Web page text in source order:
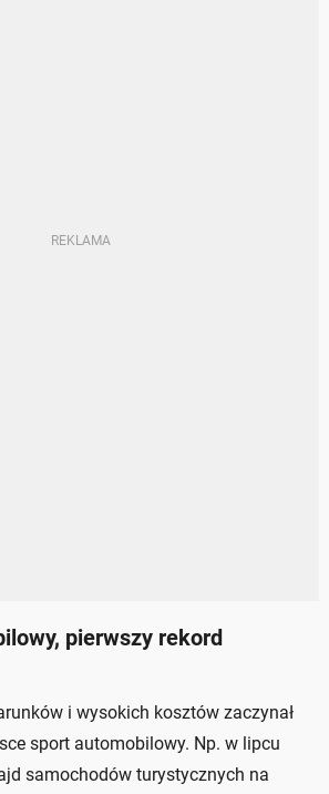
pierwszy rekord
i wysokich kosztów zaczynał
sport automobilowy. Np. w lipcu
samochodów turystycznych na